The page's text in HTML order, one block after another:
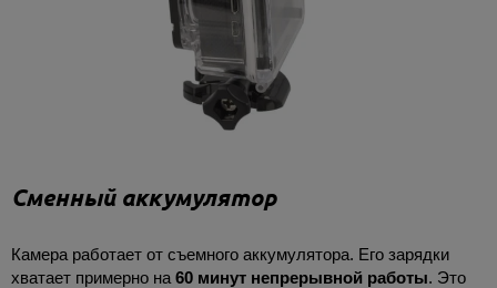
Сменный аккумулятор
Камера работает от съемного аккумулятора. Его зарядки
хватает примерно на 60 минут непрерывной работы. Это